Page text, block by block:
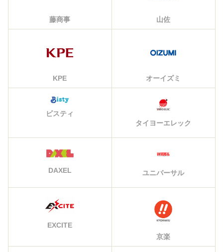
藤商事 山佐
KPE オーイズミ
ビスティ
タイヨーエレック
DAXEL ユニバーサル
EXCITE
京楽